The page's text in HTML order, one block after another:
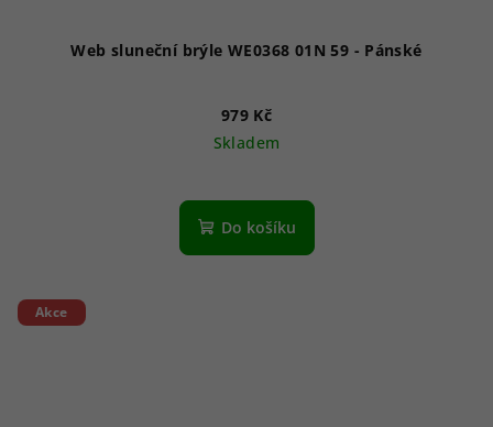
Web sluneční brýle WE0368 01N 59 - Pánské
979 Kč
Skladem
Do košíku
Akce